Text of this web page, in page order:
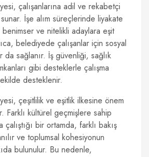
çalışanlarına adil ve rekabetçi
İşe alım süreçlerinde liyakate
benimser ve nitelikli adaylara eşit
belediyede çalışanlar için sosyal
da sağlanır. İş güvenliği, sağlık
gibi desteklerle çalışma
desteklenir.
çeşitlilik ve eşitlik ilkesine önem
Farklı kültürel geçmişlere sahip
çalıştığı bir ortamda, farklı bakış
ve toplumsal kohesiyonun
bulunulur. Bu nedenle,